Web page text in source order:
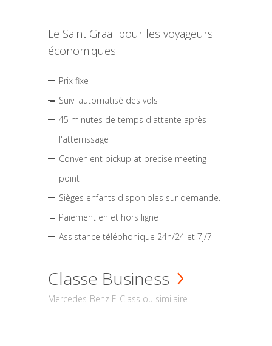
Le Saint Graal pour les voyageurs
économiques
Prix fixe
Suivi automatisé des vols
45 minutes de temps d'attente après
l'atterrissage
Convenient pickup at precise meeting
point
Sièges enfants disponibles sur demande.
Paiement en et hors ligne
Assistance téléphonique 24h/24 et 7j/7
Classe Business
Mercedes-Benz E-Class ou similaire